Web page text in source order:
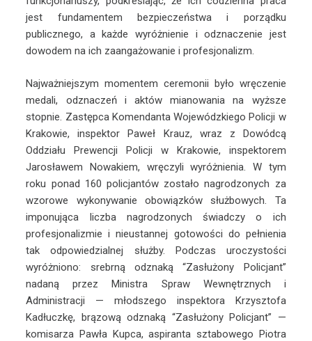
jest fundamentem bezpieczeństwa i porządku
publicznego, a każde wyróżnienie i odznaczenie jest
dowodem na ich zaangażowanie i profesjonalizm.
Najważniejszym momentem ceremonii było wręczenie
medali, odznaczeń i aktów mianowania na wyższe
stopnie. Zastępca Komendanta Wojewódzkiego Policji w
Krakowie, inspektor Paweł Krauz, wraz z Dowódcą
Oddziału Prewencji Policji w Krakowie, inspektorem
Jarosławem Nowakiem, wręczyli wyróżnienia. W tym
roku ponad 160 policjantów zostało nagrodzonych za
wzorowe wykonywanie obowiązków służbowych. Ta
imponująca liczba nagrodzonych świadczy o ich
profesjonalizmie i nieustannej gotowości do pełnienia
tak odpowiedzialnej służby. Podczas uroczystości
wyróżniono: srebrną odznaką “Zasłużony Policjant”
nadaną przez Ministra Spraw Wewnętrznych i
Administracji — młodszego inspektora Krzysztofa
Kadłuczkę, brązową odznaką “Zasłużony Policjant” —
komisarza Pawła Kupca, aspiranta sztabowego Piotra